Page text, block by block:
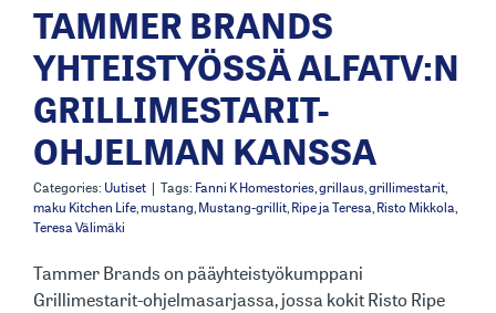
TAMMER BRANDS
YHTEISTYÖSSÄ ALFATV:N
GRILLIMESTARIT-
OHJELMAN KANSSA
Categories: Uutiset | Tags: Fanni K Homestories,grillaus,grillimestarit,
maku Kitchen Life,mustang,Mustang-grillit,Ripe ja Teresa,Risto Mikkola,
Teresa Välimäki
Tammer Brands on pääyhteistyökumppani
Grillimestarit-ohjelmasarjassa, jossa kokit Risto Ripe